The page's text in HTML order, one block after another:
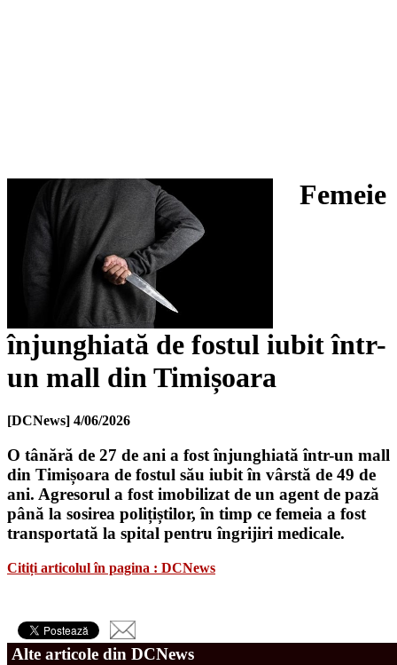
Femeie
înjunghiată de fostul iubit într-
un mall din Timișoara
[DCNews] 4/06/2026
O tânără de 27 de ani a fost înjunghiată într-un mall
din Timișoara de fostul său iubit în vârstă de 49 de
ani. Agresorul a fost imobilizat de un agent de pază
până la sosirea polițiștilor, în timp ce femeia a fost
transportată la spital pentru îngrijiri medicale.
Citiți articolul în pagina : DCNews
Alte articole din DCNews